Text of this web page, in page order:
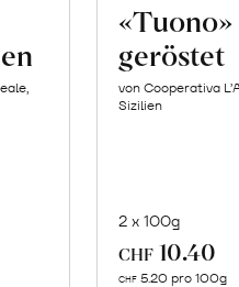
geröstet
von Cooperativa
Sizilien
2 x 100g
CHF 10.40
CHF 5.20 pro 100g